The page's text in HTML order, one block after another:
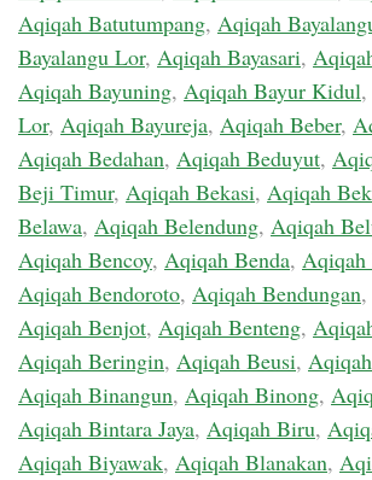
Aqiqah Batutumpang, Aqiqah
Bayalangu Lor, Aqiqah Bayasari,
Aqiqah Bayuning, Aqiqah Bayur Kidul,
Lor, Aqiqah Bayureja, Aqiqah Beber,
Aqiqah Bedahan, Aqiqah Beduyut,
Beji Timur, Aqiqah Bekasi, Aqiqah
Belawa, Aqiqah Belendung, Aqiqah
Aqiqah Bencoy, Aqiqah Benda, Aqiqah
Aqiqah Bendoroto, Aqiqah Bendungan,
Aqiqah Benjot, Aqiqah Benteng,
Aqiqah Beringin, Aqiqah Beusi,
Aqiqah Binangun, Aqiqah Binong,
Aqiqah Bintara Jaya, Aqiqah Biru,
Aqiqah Biyawak, Aqiqah Blanakan,